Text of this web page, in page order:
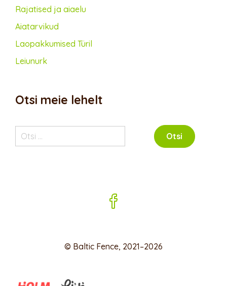
Rajatised ja aiaelu
Aiatarvikud
Lao­pakkumised Türil
Leiunurk
Otsi meie lehelt
Otsi:
© Baltic Fence, 2021–2026